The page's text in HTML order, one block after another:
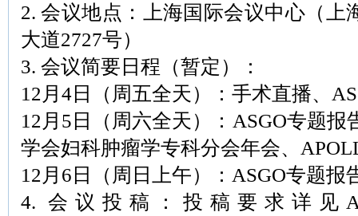
2. 会议地点：上海国际会议中心（上
大道2727号）
3. 会议简要日程（暂定）：
12月4日（周五全天）：手术直播、
12月5日（周六全天）：ASGO专题报
学会妇科肿瘤学专科分会年会、
12月6日（周日上午）：ASGO专题报
4. 会议投稿：投稿要求详见